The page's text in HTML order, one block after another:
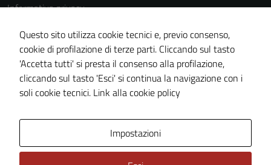
Informativa privacy
Cookie Policy
Note legali
Dichiarazione di accessibilità
Piano di miglioramento del sito
Questo sito utilizza cookie tecnici e, previo consenso,
cookie di profilazione di terze parti. Cliccando sul tasto
'Accetta tutti' si presta il consenso alla profilazione,
cliccando sul tasto 'Esci' si continua la navigazione con i
soli cookie tecnici. Link alla cookie policy
Impostazioni
del sito e non
essere
disabilitati.
Questi cookie
non raccolgono
informazioni
Terze parti